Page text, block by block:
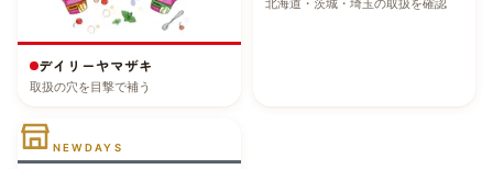
デイリーヤマザキ
取扱の穴を目撃で補う
北海道・茨城・埼玉の取扱を確認
NEWDAYS